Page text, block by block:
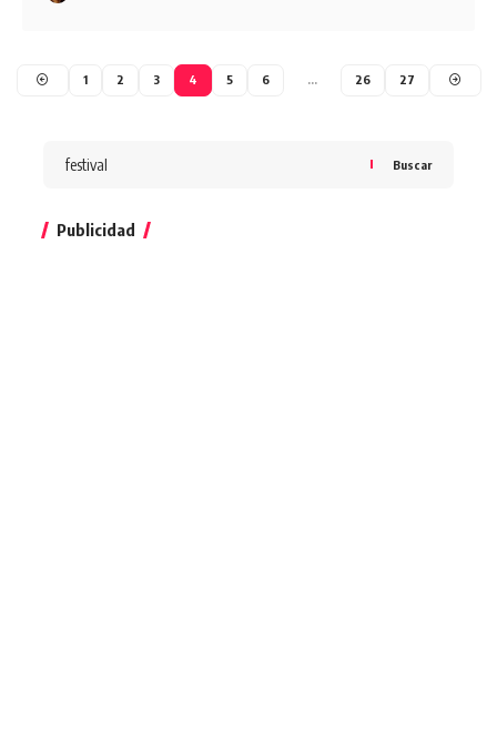
1 2 3 4 5 6 … 26 27
Buscar
Publicidad